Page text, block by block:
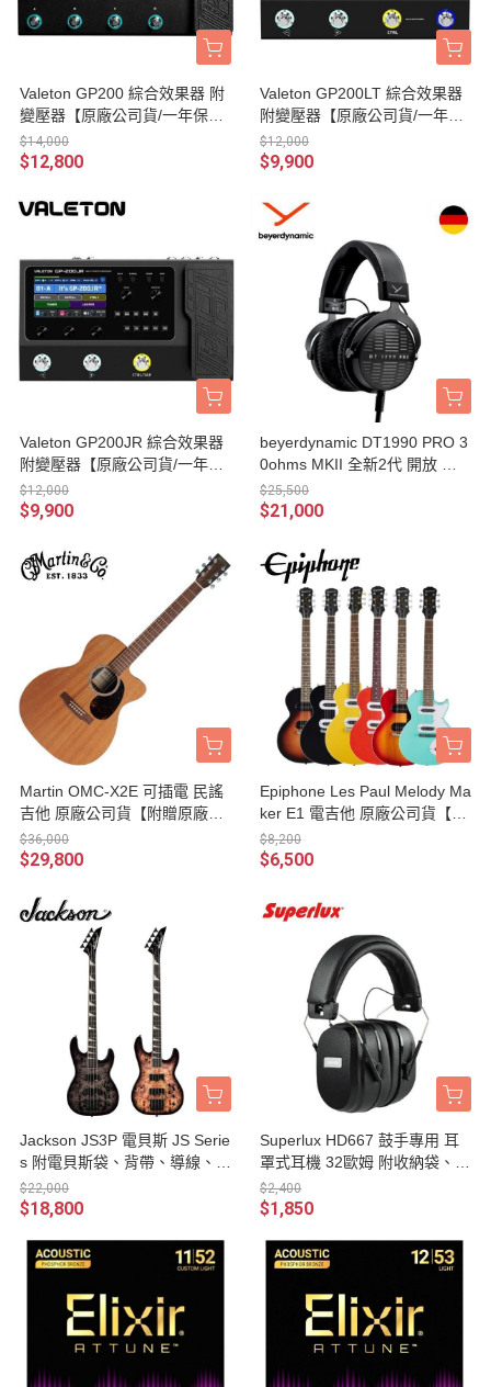
Valeton GP200 綜合效果器 附
變壓器【原廠公司貨/一年保
固】
$14,000
$12,800
Valeton GP200LT 綜合效果器
附變壓器【原廠公司貨/一年保
固】
$12,000
$9,900
Valeton GP200JR 綜合效果器
附變壓器【原廠公司貨/一年保
固】
$12,000
$9,900
beyerdynamic DT1990 PRO 3
0ohms MKII 全新2代 開放 耳
罩式 監聽耳機 / 附收納盒、線
材、耳墊、轉接頭 德國製 台灣
$25,500
$21,000
Martin OMC-X2E 可插電 民謠
吉他 原廠公司貨【附贈原廠琴
袋/OMCX2E/沙比利木面單板】
$36,000
$29,800
Epiphone Les Paul Melody Ma
ker E1 電吉他 原廠公司貨【附
贈吉他琴袋、Pick、導線、吉
他背帶、琴布】
$8,200
$6,500
Jackson JS3P 電貝斯 JS Serie
s 附電貝斯袋、背帶、導線、琴
布、Pick 雙雙拾音器 / 台灣公
司貨
$22,000
$18,800
Superlux HD667 鼓手專用 耳
罩式耳機 32歐姆 附收納袋、轉
接頭、2米線材/台灣保固公司
貨
$2,400
$1,850